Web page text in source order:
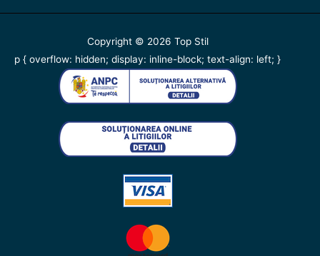
Copyright © 2026 Top Stil
p { overflow: hidden; display: inline-block; text-align: left; }